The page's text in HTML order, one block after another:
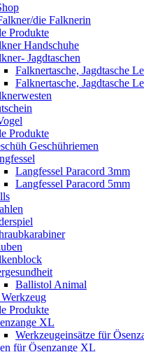
die Falknerin
Produkte
Handschuhe
Jagdtaschen
Falknertasche, Jagdtasche
Falknertasche, Jagdtasche
Produkte
Geschühriemen
Langfessel Paracord 3mm
Langfessel Paracord 5mm
Ballistol Animal
Produkte
XL
Werkzeugeinsätze für
für Ösenzange XL